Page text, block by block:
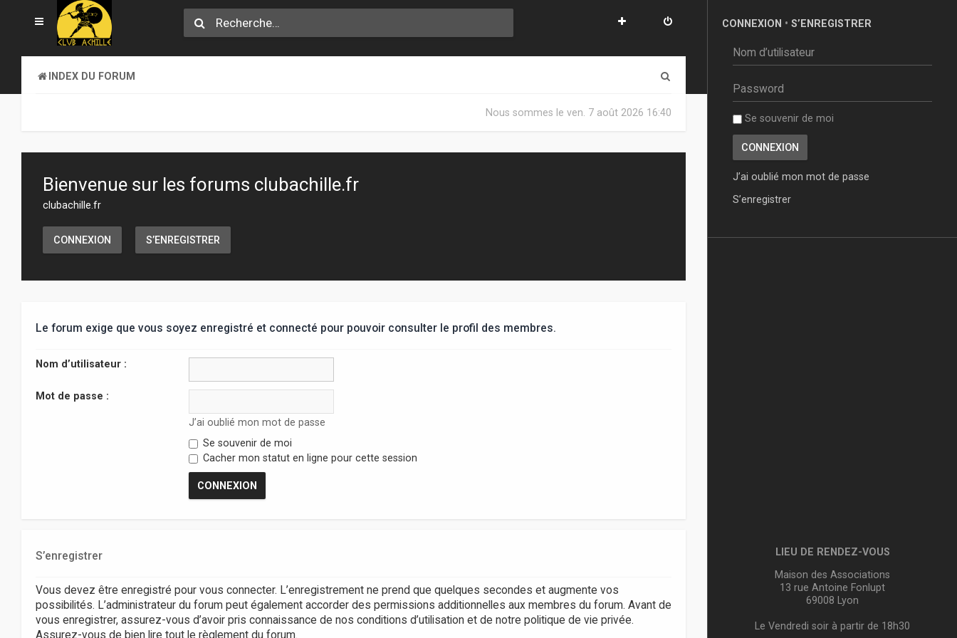
INDEX DU FORUM
Nous sommes le ven. 7 août 2026 16:40
Bienvenue sur les forums clubachille.fr
clubachille.fr
CONNEXION S’ENREGISTRER
Le forum exige que vous soyez enregistré et connecté pour pouvoir consulter le profil des membres.
Nom d’utilisateur :
Mot de passe :
J’ai oublié mon mot de passe
Se souvenir de moi
Cacher mon statut en ligne pour cette session
S’enregistrer
Vous devez être enregistré pour vous connecter. L’enregistrement ne prend que quelques secondes et augmente vos
possibilités. L’administrateur du forum peut également accorder des permissions additionnelles aux membres du forum. Avant de
vous enregistrer, assurez-vous d’avoir pris connaissance de nos conditions d’utilisation et de notre politique de vie privée.
Assurez-vous de bien lire tout le règlement du forum.
CONNEXION • S’ENREGISTRER
Se souvenir de moi
J’ai oublié mon mot de passe
S’enregistrer
LIEU DE RENDEZ-VOUS
Maison des Associations
13 rue Antoine Fonlupt
69008 Lyon
Le Vendredi soir à partir de 18h30